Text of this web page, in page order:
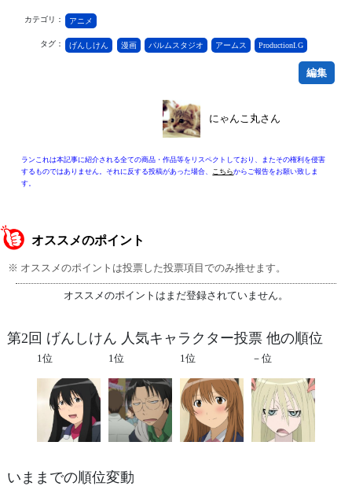
カテゴリ： アニメ
タグ： げんしけん 漫画 パルムスタジオ アームス ProductionI.G
編集
にゃんこ丸さん
ランこれは本記事に紹介される全ての商品・作品等をリスペクトしており、またその権利を侵害
するものではありません。それに反する投稿があった場合、 こちらからご報告をお願い致しま
す。
オススメのポイント
※ オススメのポイントは投票した投票項目でのみ推せます。
オススメのポイントはまだ登録されていません。
第2回 げんしけん 人気キャラクター投票 他の順位
1位 1位 1位 －位
いままでの順位変動